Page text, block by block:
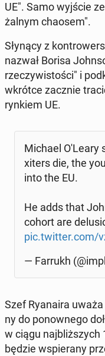
UE". Samo wyjście
żal­nym chaosem".
Słynący z
nazwał Borisa
rze­czy­wi­sto­ści" i
wkrótce zacznie
rynkiem UE.
Michael O'Leary
xi­ters die, the
into the EU.
He adds that
cohort are
pic.twitter.com/
— Farrukh
Szef Ry­ana­ira
ny do po­now­ne­go
w ciągu naj­bliż­szych
będzie wspie­ra­ny